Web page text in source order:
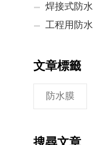
焊接式防
工程用防
文章標籤
防水膜
搜尋文章